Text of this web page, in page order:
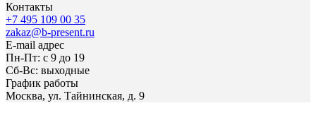
Контакты
+7 495 109 00 35
zakaz@b-present.ru
E-mail адрес
Пн-Пт: с 9 до 19
Сб-Вс: выходные
График работы
Москва, ул. Тайнинская, д. 9